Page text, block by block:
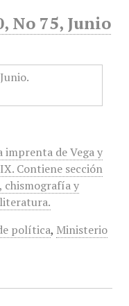
No 75, Junio
de Vega y
Contiene sección
chismografía y
política, Ministerio